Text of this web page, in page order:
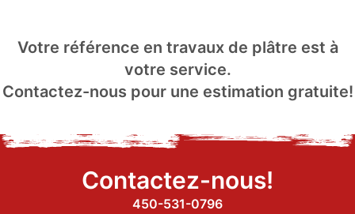
Votre référence en travaux de plâtre est à
votre service.
Contactez-nous pour une estimation gratuite!
Contactez-nous!
450-531-0796